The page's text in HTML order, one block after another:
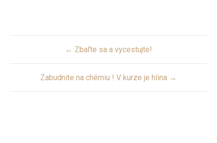
← Zbaľte sa a vycestujte!
Zabudnite na chémiu ! V kurze je hlina →